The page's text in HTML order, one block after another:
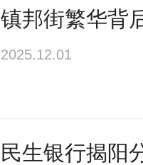
镇邦街繁华背
2025.12.01
民生银行揭阳